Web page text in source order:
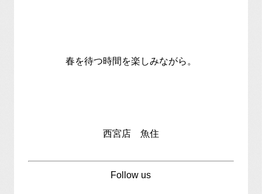
春を待つ時間を楽しみながら。
西宮店 魚住
Follow us